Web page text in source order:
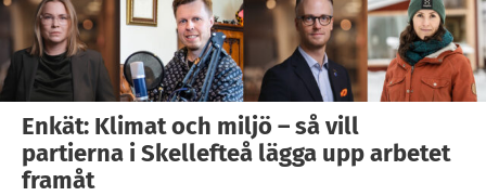
Enkät: Klimat och miljö – så vill
partierna i Skellefteå lägga upp arbetet
framåt